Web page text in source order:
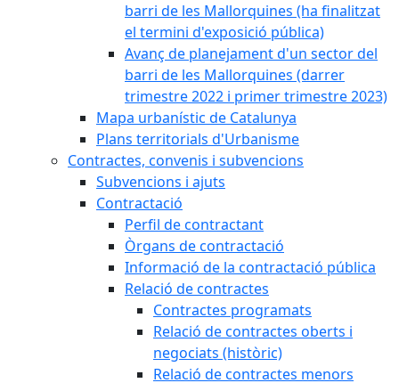
barri de les Mallorquines (ha finalitzat
el termini d'exposició pública)
Avanç de planejament d'un sector del
barri de les Mallorquines (darrer
trimestre 2022 i primer trimestre 2023)
Mapa urbanístic de Catalunya
Plans territorials d'Urbanisme
Contractes, convenis i subvencions
Subvencions i ajuts
Contractació
Perfil de contractant
Òrgans de contractació
Informació de la contractació pública
Relació de contractes
Contractes programats
Relació de contractes oberts i
negociats (històric)
Relació de contractes menors